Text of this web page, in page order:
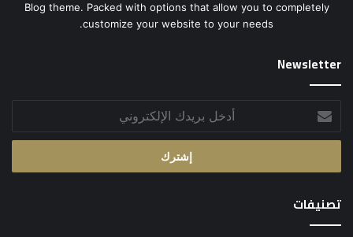
Blog theme. Packed with options that allow you to completely
customize your website to your needs.
Newsletter
بريدك
الإلكتروني
تصنيفات